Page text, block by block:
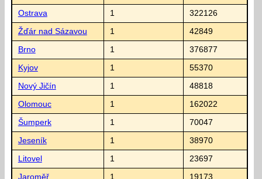
Ostrava 1 322126
Žďár nad Sázavou 1 42849
Brno 1 376877
Kyjov 1 55370
Nový Jičín 1 48818
Olomouc 1 162022
Šumperk 1 70047
Jeseník 1 38970
Litovel 1 23697
Jaroměř 1 19173